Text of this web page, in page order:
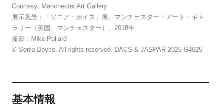
Courtesy: Manchester Art Gallery
展示風景：「ソニア・ボイス」展、マンチェスター・アート・ギャ
ラリー（英国、マンチェスター）、2018年
撮影：Mike Pollard
© Sonia Boyce. All rights reserved, DACS & JASPAR 2025 G4025
基本情報